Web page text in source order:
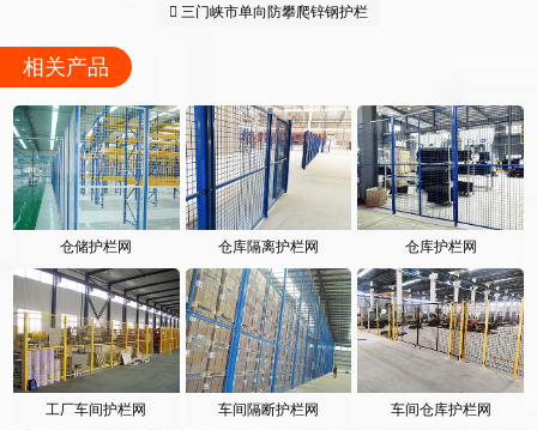
三门峡市单向防攀爬锌钢护栏
相关产品
仓储护栏网 仓库隔离护栏网 仓库护栏网
工厂车间护栏网 车间隔断护栏网 车间仓库护栏网